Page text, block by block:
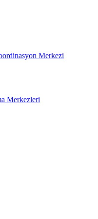
Merkezi
Merkezleri